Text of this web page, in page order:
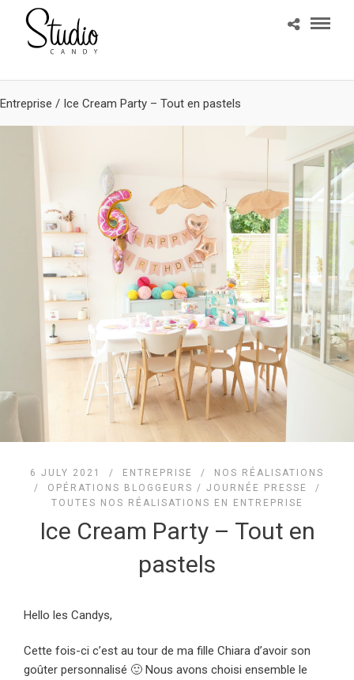
Entreprise / Ice Cream Party – Tout en pastels
6 JULY 2021 / ENTREPRISE /
NOS RÉALISATIONS
/
OPÉRATIONS BLOGGEURS / JOURNÉE PRESSE
/
TOUTES NOS RÉALISATIONS EN ENTREPRISE
Ice Cream Party – Tout en
pastels
Hello les Candys,
Cette fois-ci c’est au tour de ma fille Chiara d’avoir son
goûter personnalisé 🙂 Nous avons choisi ensemble le